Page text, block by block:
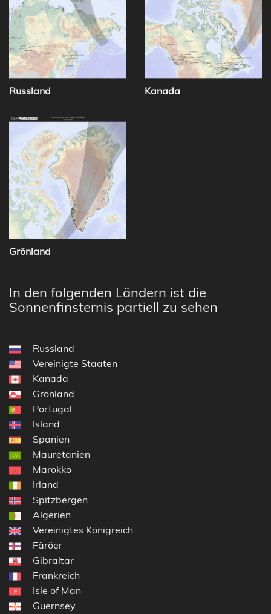
Russland Kanada
Grönland
In den folgenden Ländern ist die
Sonnenfinsternis partiell zu sehen
Russland
Vereinigte Staaten
Kanada
Grönland
Portugal
Island
Spanien
Mauretanien
Marokko
Irland
Spitzbergen
Algerien
Vereinigtes Königreich
Färöer
Gibraltar
Frankreich
Isle of Man
Guernsey